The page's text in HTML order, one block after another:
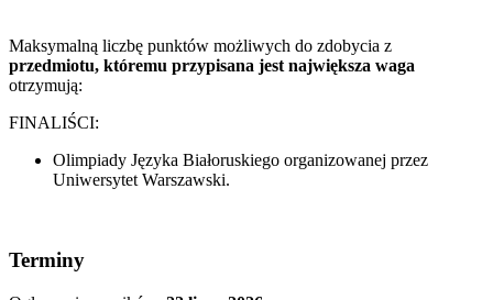
Maksymalną liczbę punktów możliwych do zdobycia z
przedmiotu, któremu przypisana jest największa waga
otrzymują:
FINALIŚCI:
Olimpiady Języka Białoruskiego organizowanej przez
Uniwersytet Warszawski.
Terminy